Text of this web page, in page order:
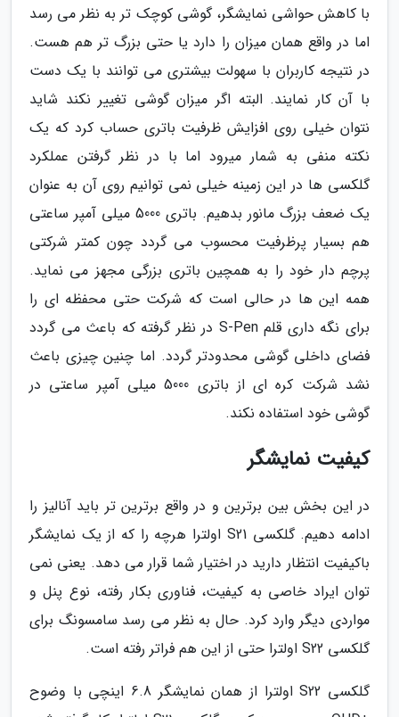
با کاهش حواشی نمایشگر، گوشی کوچک تر به نظر می رسد
اما در واقع همان میزان را دارد یا حتی بزرگ تر هم هست.
در نتیجه کاربران با سهولت بیشتری می توانند با یک دست
با آن کار نمایند. البته اگر میزان گوشی تغییر نکند شاید
نتوان خیلی روی افزایش ظرفیت باتری حساب کرد که یک
نکته منفی به شمار میرود اما با در نظر گرفتن عملکرد
گلکسی ها در این زمینه خیلی نمی توانیم روی آن به عنوان
یک ضعف بزرگ مانور بدهیم. باتری 5000 میلی آمپر ساعتی
هم بسیار پرظرفیت محسوب می گردد چون کمتر شرکتی
پرچم دار خود را به همچین باتری بزرگی مجهز می نماید.
همه این ها در حالی است که شرکت حتی محفظه ای را
برای نگه داری قلم S-Pen در نظر گرفته که باعث می گردد
فضای داخلی گوشی محدودتر گردد. اما چنین چیزی باعث
نشد شرکت کره ای از باتری 5000 میلی آمپر ساعتی در
گوشی خود استفاده نکند.
کیفیت نمایشگر
در این بخش بین برترین و در واقع برترین تر باید آنالیز را
ادامه دهیم. گلکسی S21 اولترا هرچه را که از یک نمایشگر
باکیفیت انتظار دارید در اختیار شما قرار می دهد. یعنی نمی
توان ایراد خاصی به کیفیت، فناوری بکار رفته، نوع پنل و
مواردی دیگر وارد کرد. حال به نظر می رسد سامسونگ برای
گلکسی S22 اولترا حتی از این هم فراتر رفته است.
گلکسی S22 اولترا از همان نمایشگر 6.8 اینچی با وضوح